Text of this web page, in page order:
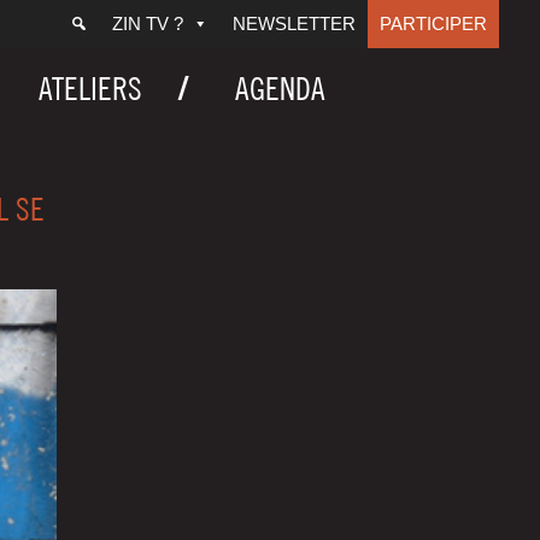
ZIN TV ? NEWSLETTER PARTICIPER
ATELIERS AGENDA
SE